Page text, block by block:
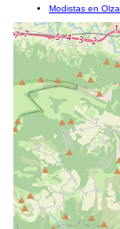
Modistas en Olza